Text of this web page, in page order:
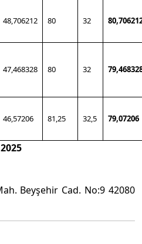
48,706212 80 32
47,468328 80 32
46,57206 81,25 32,5 79,07206
Beyşehir Cad. No:9 42080